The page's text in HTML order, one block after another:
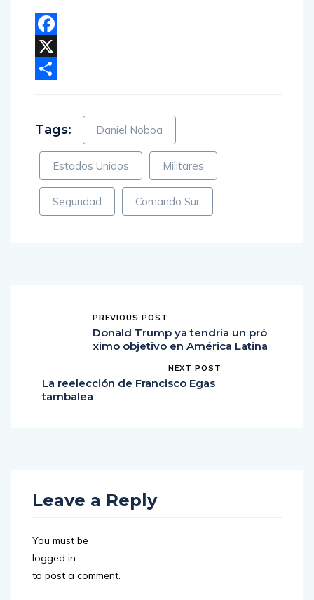
Facebook
X
Tags: Daniel Noboa
Estados Unidos Militares
Seguridad Comando Sur
PREVIOUS POST
Donald Trump ya tendría un pró
ximo objetivo en América Latina
NEXT POST
La reelección de Francisco Egas
tambalea
Leave a Reply
You must be
logged in
to post a comment.